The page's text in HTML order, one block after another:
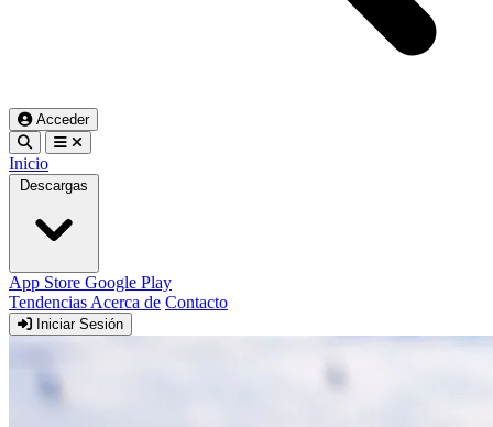
Acceder
Inicio
Descargas
App Store Google Play
Tendencias Acerca de Contacto
Iniciar Sesión